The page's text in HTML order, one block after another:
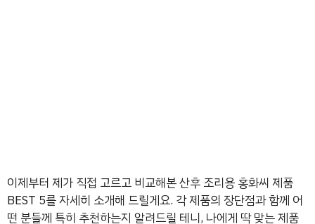
이제부터 제가 직접 고르고 비교해본 산후 조리용 홍화씨 제품
BEST 5를 자세히 소개해 드릴게요. 각 제품의 장단점과 함께 어
떤 분들께 특히 추천하는지 알려드릴 테니, 나에게 딱 맞는 제품